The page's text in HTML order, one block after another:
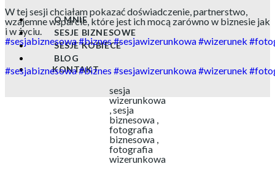
O MNIE
SESJE BIZNESOWE
SESJE KOBIECE
BLOG
KONTAKT
W tej sesji chciałam pokazać doświadczenie, partnerstwo,
wzajemne wsparcie, które jest ich mocą zarówno w biznesie jak
i w życiu.
#sesjabiznesowa#biznes#sesjawizerunkowa#wizerunek
#sesjabiznesowa#biznes #sesjawizerunkowa#wizerunek
sesja
wizerunkowa
, sesja
biznesowa ,
fotografia
biznesowa ,
fotografia
wizerunkowa